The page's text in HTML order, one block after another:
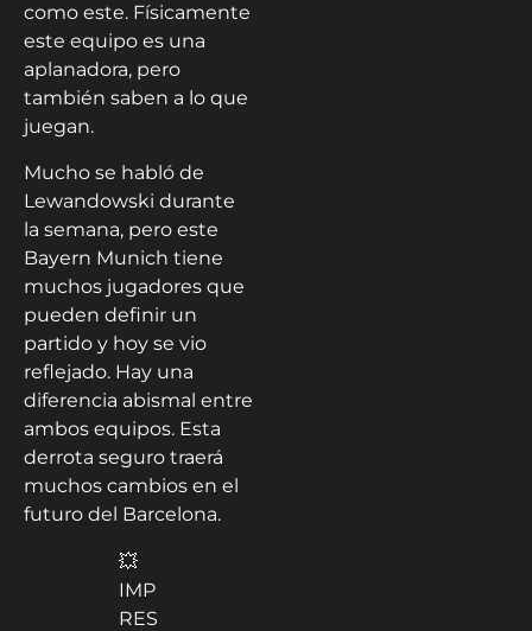
como este. Físicamente
este equipo es una
aplanadora, pero
también saben a lo que
juegan.
Mucho se habló de
Lewandowski durante
la semana, pero este
Bayern Munich tiene
muchos jugadores que
pueden definir un
partido y hoy se vio
reflejado. Hay una
diferencia abismal entre
ambos equipos. Esta
derrota seguro traerá
muchos cambios en el
futuro del Barcelona.
💥
IMP
RES